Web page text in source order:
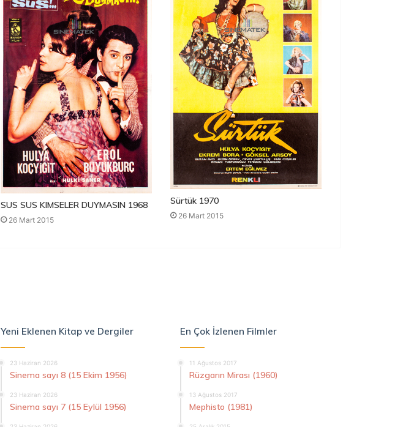
SUS SUS KIMSELER DUYMASIN 1968
26 Mart 2015
Sürtük 1970
26 Mart 2015
Yeni Eklenen Kitap ve Dergiler
23 Haziran 2026
Sinema sayı 8 (15 Ekim 1956)
23 Haziran 2026
Sinema sayı 7 (15 Eylül 1956)
En Çok İzlenen Filmler
11 Ağustos 2017
Rüzgarın Mirası (1960)
13 Ağustos 2017
Mephisto (1981)